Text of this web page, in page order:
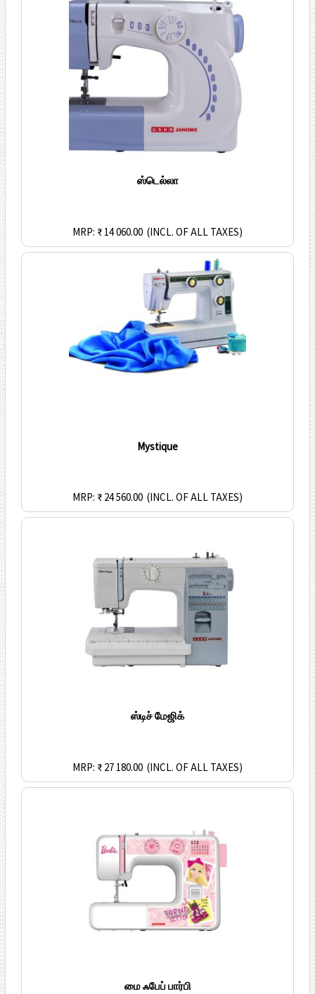
ஸ்டெல்லா
MRP: ₹ 14 060.00 (INCL. OF ALL TAXES)
Mystique
MRP: ₹ 24 560.00 (INCL. OF ALL TAXES)
ஸ்டிச் மேஜிக்
MRP: ₹ 27 180.00 (INCL. OF ALL TAXES)
மை ஃபேப் பார்பி